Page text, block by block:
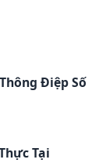
Điệp Số
Tại